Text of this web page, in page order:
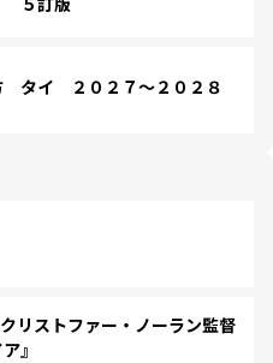
タイ ２０２７～２０２８
リストファー・ノーラン監督
』